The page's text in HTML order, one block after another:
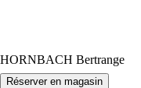
HORNBACH Bertrange
Réserver en magasin